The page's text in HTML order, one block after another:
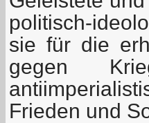
politisch-
sie für die
gegen
Frieden und